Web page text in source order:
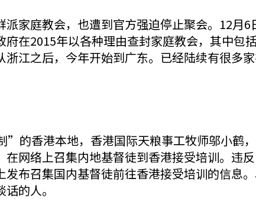
家庭教会，也遭到官方强迫停止聚会。12月6
在2015年以各种理由查封家庭教会，其中包
江之后，今年开始到广东。已经陆续有很多
的香港本地，香港国际天粮事工牧师邬小鹤
网络上召集内地基督徒到香港接受培训。违
布召集国内基督徒前往香港接受培训的信息
的人。